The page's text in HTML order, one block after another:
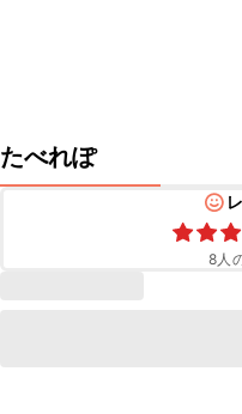
たべれぽ
8人